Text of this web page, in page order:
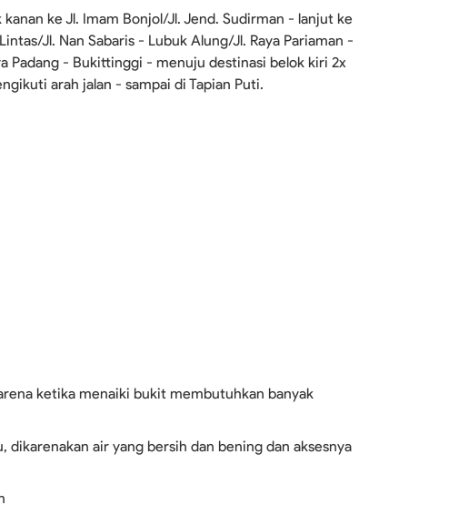
ke Jl. Imam Bonjol/Jl. Jend. Sudirman - lanjut ke
Jl. Nan Sabaris - Lubuk Alung/Jl. Raya Pariaman -
Padang - Bukittinggi - menuju destinasi belok kiri 2x
arah jalan - sampai di Tapian Puti.
ketika menaiki bukit membutuhkan banyak
dikarenakan air yang bersih dan bening dan aksesnya